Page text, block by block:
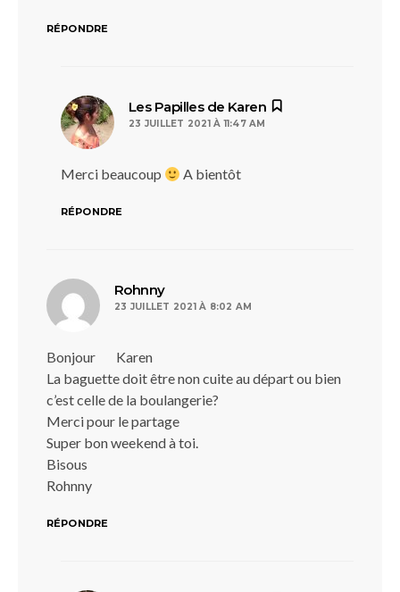
RÉPONDRE
Les Papilles de Karen
23 JUILLET 2021 À 11:47 AM
Merci beaucoup A bientôt
RÉPONDRE
Rohnnydit :
23 JUILLET 2021 À 8:02 AM
Bonjour Karen
La baguette doit être non cuite au départ ou bien
c’est celle de la boulangerie?
Merci pour le partage
Super bon weekend à toi.
Bisous
Rohnny
RÉPONDRE